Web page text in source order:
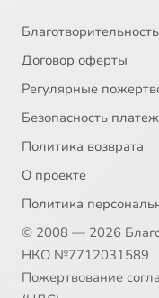
Благотворительность
Договор оферты
Регулярные
Безопасность
Политика возврата
О проекте
Политика
© 2008 — 2026
НКО №7712031589
Пожертвование